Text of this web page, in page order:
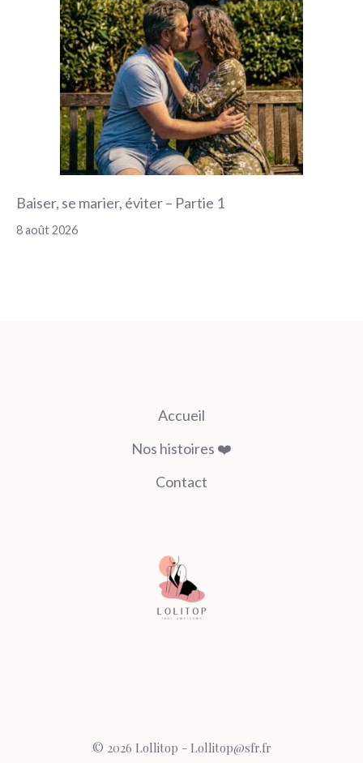
Baiser, se marier, éviter – Partie 1
8 août 2026
Accueil
Nos histoires ❤️
Contact
© 2026 Lollitop - Lollitop@sfr.fr